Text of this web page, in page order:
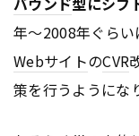
年〜2008年ぐらい
WebサイトのCVR
策を行うようにな